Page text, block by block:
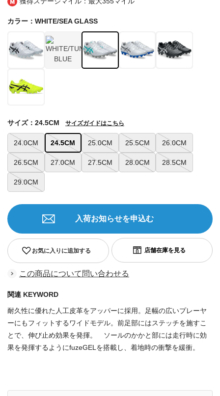
カラー：WHITE/SEA GLASS
24.0CM 24.5CM 25.0CM 25.5CM 26.0CM
26.5CM 27.0CM 27.5CM 28.0CM 28.5CM
29.0CM
サイズ：24.5CM サイズガイドはこちら
お気に入りに追加する
入荷お知らせを申込む
この商品について問い合わせる
関連 KEYWORD
耐久性に優れた人工皮革をアッパーに採用。足幅の広いプレーヤ
ーにもフィットするワイドモデル。前足部にはステッチを施すこ
とで、伸び止め効果を発揮。 ソールのかかと部には走行時に効
果を発揮するようにfuzeGELを搭載し、着地時の衝撃を緩衝。